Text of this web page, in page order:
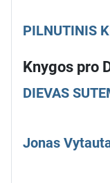
PILNUTINIS
Knygos pro
DIEVAS
Jonas